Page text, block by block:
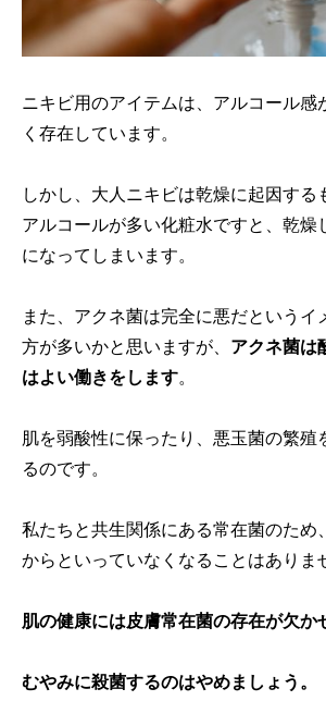
ニキビ用のアイテムは、アルコール感
く存在しています。
しかし、大人ニキビは乾燥に起因する
アルコールが多い化粧水ですと、乾燥
になってしまいます。
また、アクネ菌は完全に悪だというイ
方が多いかと思いますが、 アクネ菌は
はよい働きをします。
肌を弱酸性に保ったり、悪玉菌の繁殖
るのです。
私たちと共生関係にある常在菌のため
からといっていなくなることはありま
肌の健康には皮膚常在菌の存在が欠か
むやみに殺菌するのはやめましょう。